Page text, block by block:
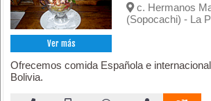
Ver más
c. Hermanos
(Sopocachi) - La
Ofrecemos comida Española e
Bolivia.